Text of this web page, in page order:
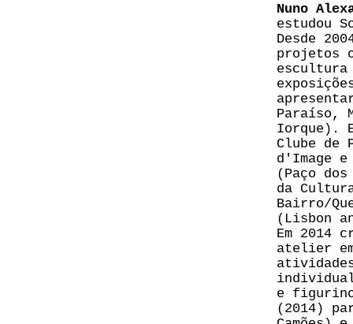
Nuno
estudou
Desde
projetos
escultura
Paraíso,
Iorque).
Clube de
d'Image e
(Paço
da
Bairro/
(Lisbon
Em 2014
atelier em
e
(2014)